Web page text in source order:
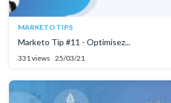
MARKETO TIPS
Marketo Tip #11 - Optimisez...
331 views 25/03/21